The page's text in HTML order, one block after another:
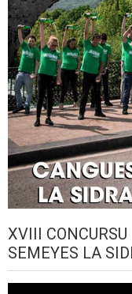
XVIII
SEMEYES LA